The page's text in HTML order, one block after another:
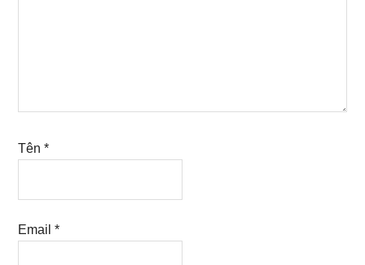
Tên*
Email*